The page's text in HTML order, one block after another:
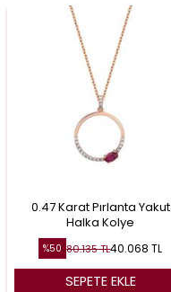
0.47 Karat Pırlanta Yakut
Halka Kolye
%50 80.135TL40.068 TL
SEPETE EKLE